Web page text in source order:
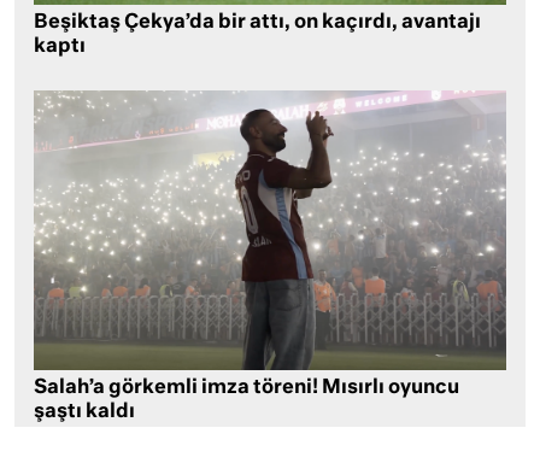
Beşiktaş Çekya’da bir attı, on kaçırdı, avantajı
kaptı
Salah’a görkemli imza töreni! Mısırlı oyuncu
şaştı kaldı